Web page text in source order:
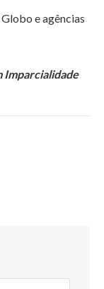
e agências
Imparcialidade